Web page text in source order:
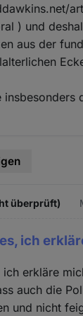
) und
aus der
überprüft)
ich
erkläre
auch die
und nicht